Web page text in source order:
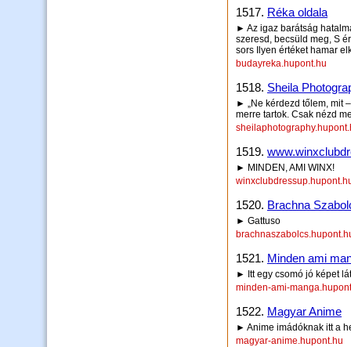
1517. Réka oldala
► Az igaz barátság
szeresd, becsüld meg, S
sors Ilyen értéket hamar
budayreka.hupont.hu
1518. Sheila
► „Ne kérdezd tőlem, mit
merre tartok. Csak nézd
1519.
► MINDEN, AMI WINX!
1520. Brachna
► Gattuso
1521. Minden ami
► Itt egy csomó jó képet
minden-ami-
1522. Magyar Anime
► Anime imádóknak itt a
magyar-anime.hupont.hu